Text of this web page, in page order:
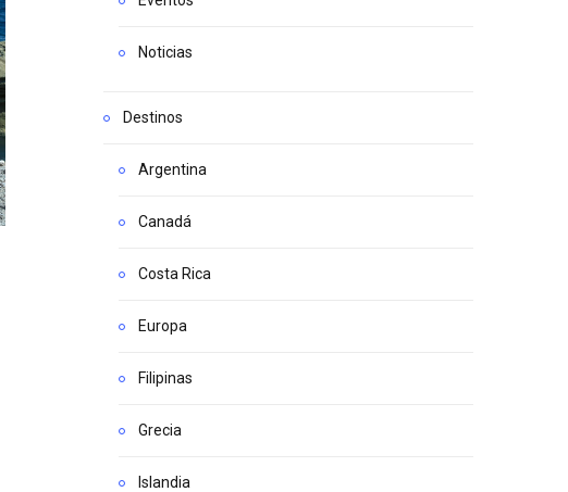
Noticias
Destinos
Argentina
Canadá
Costa Rica
Europa
Filipinas
Grecia
Islandia